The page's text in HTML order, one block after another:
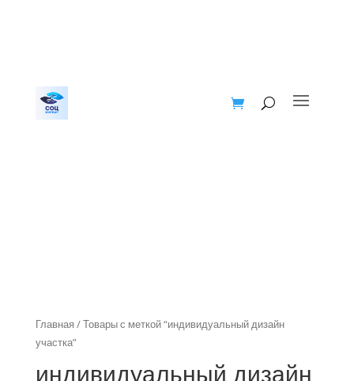
Главная / Товары с меткой “индивидуальный дизайн
участка”
индивидуальный дизайн